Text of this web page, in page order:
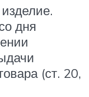
дня
(ст. 20,